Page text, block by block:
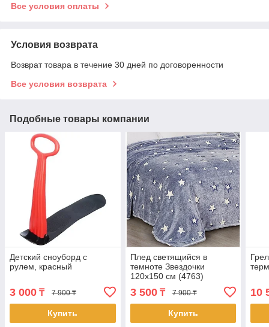
Все условия оплаты
Условия возврата
Возврат товара в течение 30 дней по договоренности
Все условия возврата
Подобные товары компании
Детский сноуборд с
рулем, красный
3 000 ₸ 7 900 ₸
Купить
Плед светящийся в
темноте Звездочки
120х150 см (4763)
3 500₸ 7 900 ₸
Купить
10